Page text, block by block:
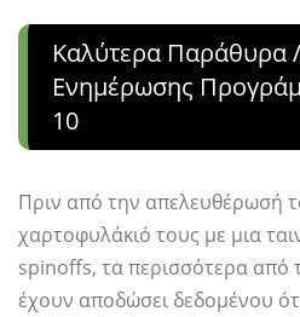
Καλύτερα Παράθυρα
Ενημέρωσης
10
Πριν από την απελευθέρωσή
χαρτοφυλάκιό τους με μια
spinoffs, τα περισσότερα από
έχουν αποδώσει δεδομένου